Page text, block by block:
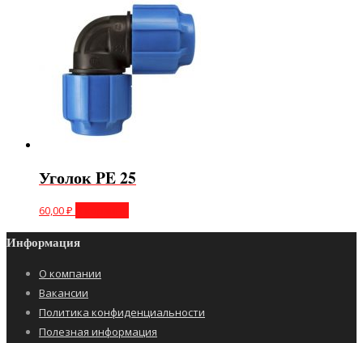
Уголок PE 25
60,00₽
Информация
О компании
Вакансии
Политика конфиденциальности
Полезная информация